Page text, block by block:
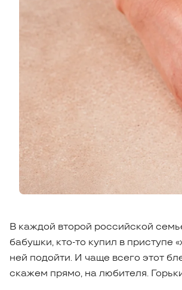
В каждой второй российской
бабушки, кто-то купил в приступе
ней подойти. И чаще всего этот
скажем прямо, на любителя.